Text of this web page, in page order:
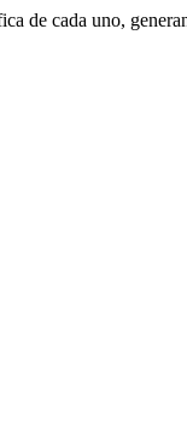
de cada uno,